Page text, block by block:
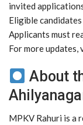
invited
Eligible
Applicants must
For more
About
MPKV Rahuri is a